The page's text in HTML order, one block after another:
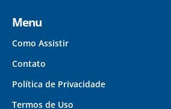
Menu
Como Assistir
Contato
Política de Privacidade
Termos de Uso